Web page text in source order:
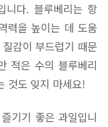
니다. 블루베리는 항
력을 높이는 데 도움
감이 부드럽기 때문
적은 수의 블루베리
것도 잊지 마세요!
기기 좋은 과일입니